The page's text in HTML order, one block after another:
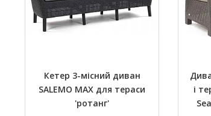
Кетер 3-місний диван
SALEMO MAX для тераси
'ротанг'
і